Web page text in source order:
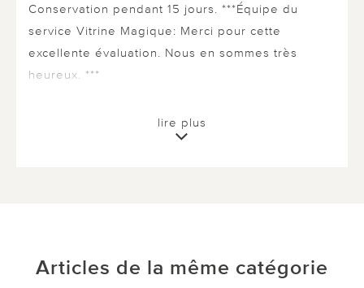
Conservation pendant 15 jours. ***Équipe du
service Vitrine Magique: Merci pour cette
excellente évaluation. Nous en sommes très
heureux. ***
0 sur 0 ont trouvé cette évaluation utile.
le 08.06.2026sur Joelle DEVEZA de Mulhouse
lire plus
Articles de la même catégorie